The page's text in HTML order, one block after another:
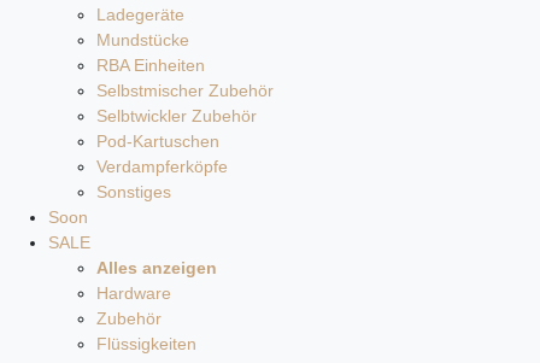
Ladegeräte
Mundstücke
RBA Einheiten
Selbstmischer Zubehör
Selbtwickler Zubehör
Pod-Kartuschen
Verdampferköpfe
Sonstiges
Soon
SALE
Alles anzeigen
Hardware
Zubehör
Flüssigkeiten